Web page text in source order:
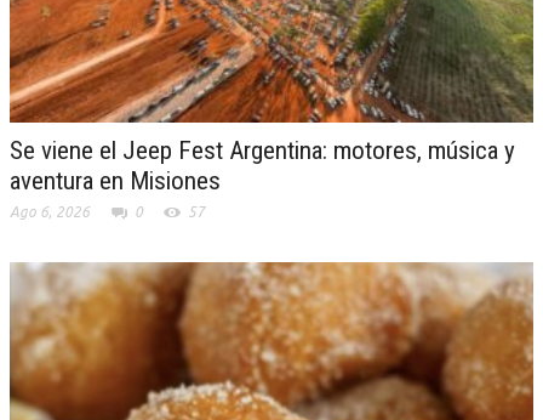
Se viene el Jeep Fest Argentina: motores, música y
aventura en Misiones
Ago 6, 2026 0 57